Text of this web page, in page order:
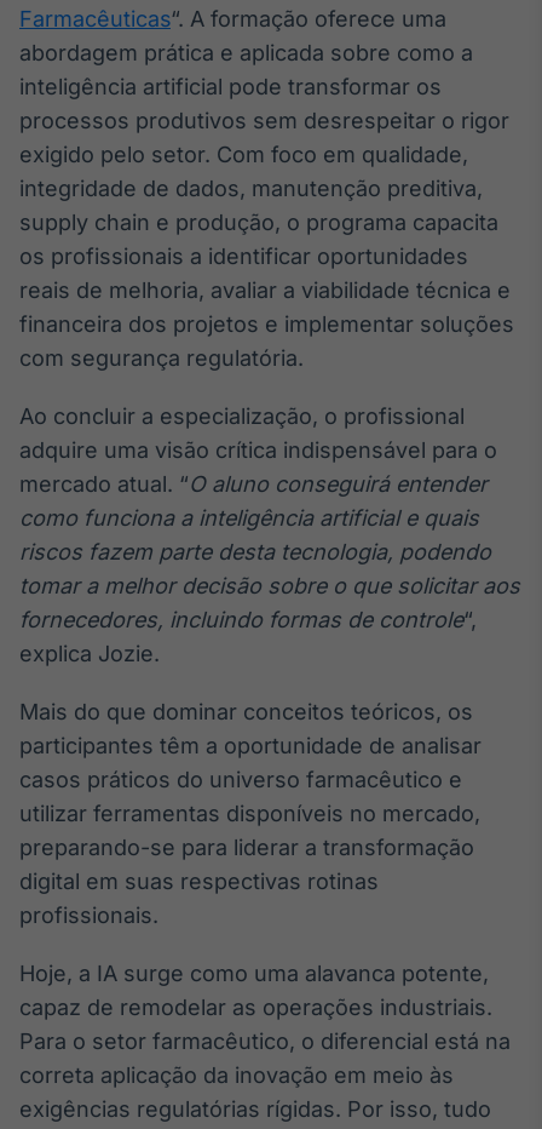
Farmacêuticas“. A formação oferece uma
abordagem prática e aplicada sobre como a
inteligência artificial pode transformar os
processos produtivos sem desrespeitar o rigor
exigido pelo setor. Com foco em qualidade,
integridade de dados, manutenção preditiva,
supply chain e produção, o programa capacita
os profissionais a identificar oportunidades
reais de melhoria, avaliar a viabilidade técnica e
financeira dos projetos e implementar soluções
com segurança regulatória.
Ao concluir a especialização, o profissional
adquire uma visão crítica indispensável para o
mercado atual. “O aluno conseguirá entender
como funciona a inteligência artificial e quais
riscos fazem parte desta tecnologia, podendo
tomar a melhor decisão sobre o que solicitar aos
fornecedores, incluindo formas de controle“,
explica Jozie.
Mais do que dominar conceitos teóricos, os
participantes têm a oportunidade de analisar
casos práticos do universo farmacêutico e
utilizar ferramentas disponíveis no mercado,
preparando-se para liderar a transformação
digital em suas respectivas rotinas
profissionais.
Hoje, a IA surge como uma alavanca potente,
capaz de remodelar as operações industriais.
Para o setor farmacêutico, o diferencial está na
correta aplicação da inovação em meio às
exigências regulatórias rígidas. Por isso, tudo